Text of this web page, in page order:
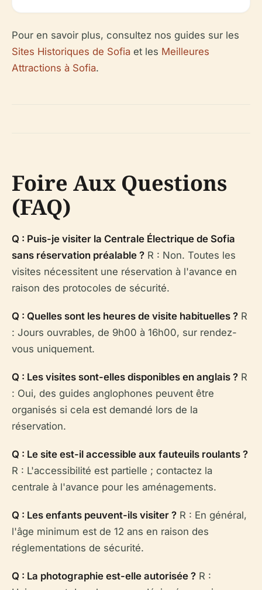
Pour en savoir plus, consultez nos guides sur les
Sites Historiques de Sofia et les Meilleures
Attractions à Sofia.
Foire Aux Questions
(FAQ)
Q : Puis-je visiter la Centrale Électrique de Sofia
sans réservation préalable ? R : Non. Toutes les
visites nécessitent une réservation à l'avance en
raison des protocoles de sécurité.
Q : Quelles sont les heures de visite habituelles ? R
: Jours ouvrables, de 9h00 à 16h00, sur rendez-
vous uniquement.
Q : Les visites sont-elles disponibles en anglais ? R
: Oui, des guides anglophones peuvent être
organisés si cela est demandé lors de la
réservation.
Q : Le site est-il accessible aux fauteuils roulants ?
R : L'accessibilité est partielle ; contactez la
centrale à l'avance pour les aménagements.
Q : Les enfants peuvent-ils visiter ? R : En général,
l'âge minimum est de 12 ans en raison des
réglementations de sécurité.
Q : La photographie est-elle autorisée ? R :